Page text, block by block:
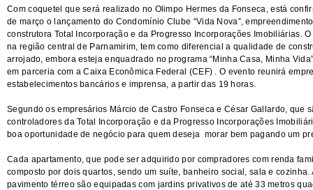
Com coquetel que será realizado no Olimpo Hermes da Fonseca, está
de março o lançamento do Condomínio Clube “Vida Nova”,
construtora Total Incorporação e da Progresso Incorporações Imobiliárias.
na região central de Parnamirim, tem como diferencial a qualidade de
arrojado, embora esteja enquadrado no programa “Minha Casa, Minha
em parceria com a Caixa Econômica Federal (CEF) . O evento reunirá
estabelecimentos bancários e imprensa, a partir das 19 horas.
Segundo os empresários Márcio de Castro Fonseca e César Gallardo, que
controladores da Total Incorporação e da Progresso Incorporações
boa oportunidade de negócio para quem deseja morar bem pagando um
Cada apartamento, que pode ser adquirido por compradores com renda
composto por dois quartos, sendo um suíte, banheiro social, sala e
pavimento térreo são equipadas com jardins privativos de até 33 metros